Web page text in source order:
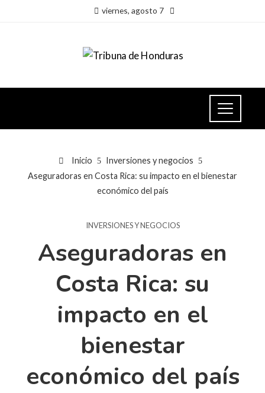
viernes, agosto 7
Inicio
Inversiones y negocios
Aseguradoras en Costa Rica: su impacto en el bienestar
económico del país
INVERSIONES Y NEGOCIOS
Aseguradoras en
Costa Rica: su
impacto en el
bienestar
económico del país